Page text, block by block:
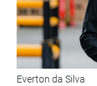
Everton da Silva